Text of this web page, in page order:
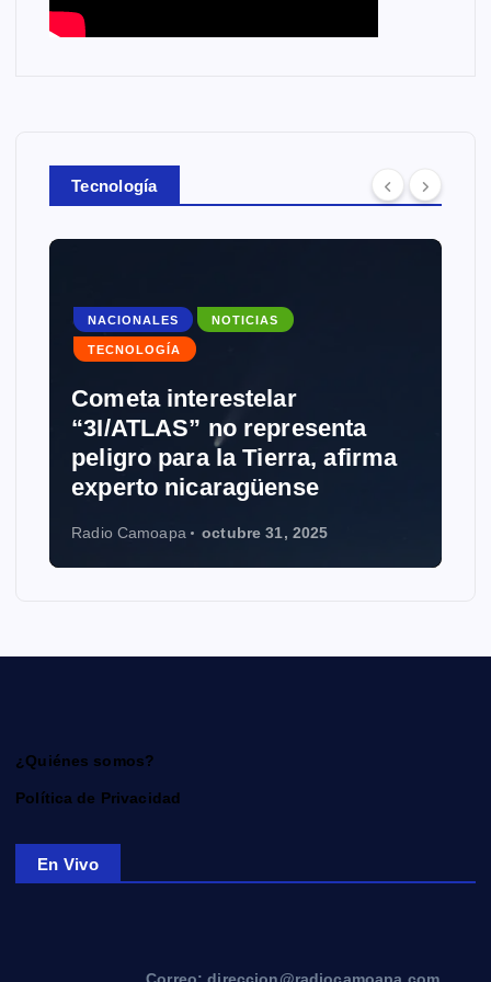
Tecnología
NACIONALES NOTICIAS
TECNOLOGÍA
Cometa interestelar
“3I/ATLAS” no representa
peligro para la Tierra, afirma
experto nicaragüense
Radio Camoapa octubre 31, 2025
¿Quiénes somos?
Política de Privacidad
En Vivo